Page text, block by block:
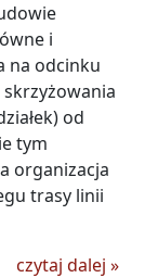
i
na odcinku
od
tym
organizacja
trasy linii
czytaj dalej Od
»